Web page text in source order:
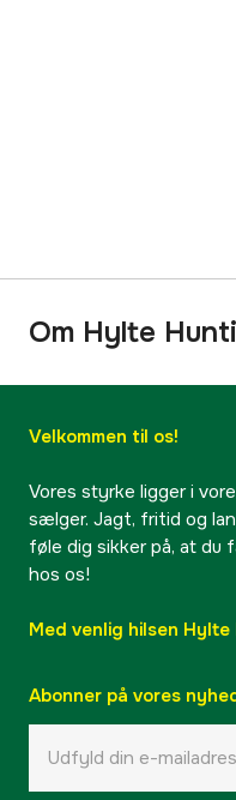
Om Hylte
Velkommen til os!
Vores styrke ligger i
sælger. Jagt, fritid og
føle dig sikker på, at du
hos os!
Med venlig hilsen
Abonner på vores